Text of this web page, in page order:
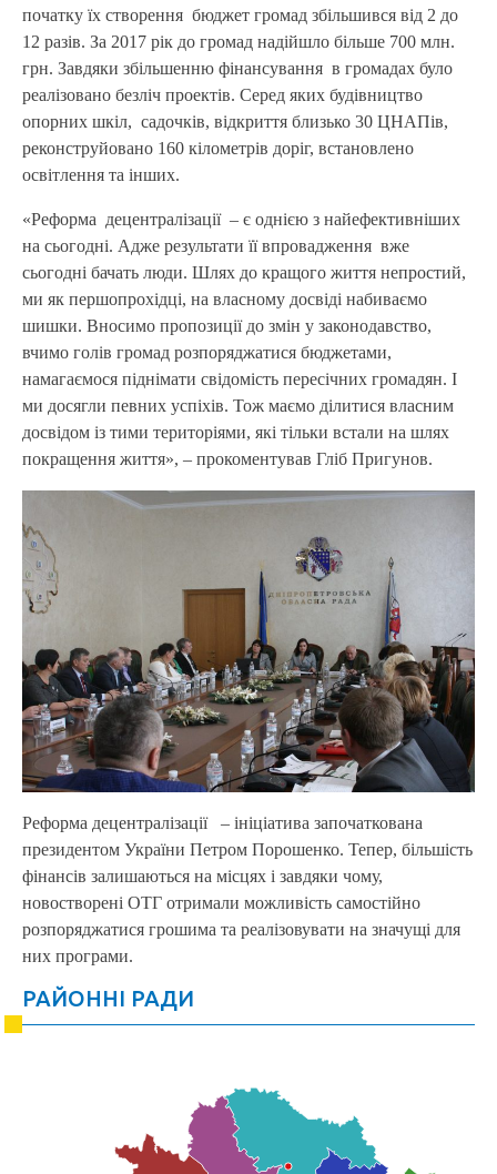
початку їх створення бюджет громад збільшився від 2 до
12 разів. За 2017 рік до громад надійшло більше 700 млн.
грн. Завдяки збільшенню фінансування в громадах було
реалізовано безліч проектів. Серед яких будівництво
опорних шкіл, садочків, відкриття близько 30 ЦНАПів,
реконструйовано 160 кілометрів доріг, встановлено
освітлення та інших.
«Реформа децентралізації – є однією з найефективніших
на сьогодні. Адже результати її впровадження вже
сьогодні бачать люди. Шлях до кращого життя непростий,
ми як першопрохідці, на власному досвіді набиваємо
шишки. Вносимо пропозиції до змін у законодавство,
вчимо голів громад розпоряджатися бюджетами,
намагаємося піднімати свідомість пересічних громадян. І
ми досягли певних успіхів. Тож маємо ділитися власним
досвідом із тими територіями, які тільки встали на шлях
покращення життя», – прокоментував Гліб Пригунов.
Реформа децентралізації – ініціатива започаткована
президентом України Петром Порошенко. Тепер, більшість
фінансів залишаються на місцях і завдяки чому,
новостворені ОТГ отримали можливість самостійно
розпоряджатися грошима та реалізовувати на значущі для
них програми.
РАЙОННІ РАДИ